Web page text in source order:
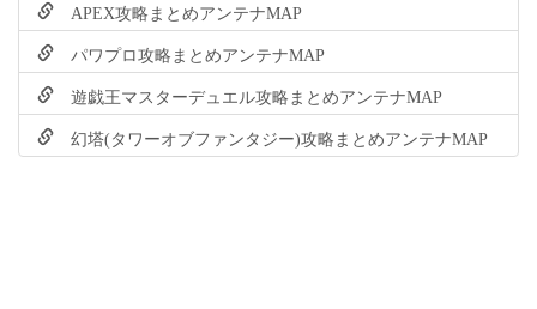
APEX攻略まとめアンテナMAP
パワプロ攻略まとめアンテナMAP
遊戯王マスターデュエル攻略まとめアンテナMAP
幻塔(タワーオブファンタジー)攻略まとめアンテナMAP